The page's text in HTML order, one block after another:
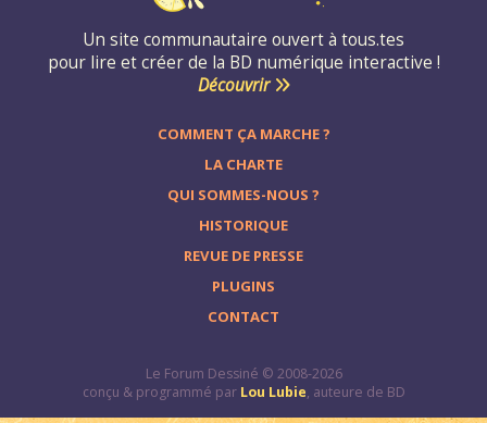
Un site communautaire ouvert à tous.tes
pour lire et créer de la BD numérique interactive !
Découvrir
COMMENT ÇA MARCHE ?
LA CHARTE
QUI SOMMES-NOUS ?
HISTORIQUE
REVUE DE PRESSE
PLUGINS
CONTACT
Le Forum Dessiné © 2008-2026
conçu & programmé par Lou Lubie, auteure de BD